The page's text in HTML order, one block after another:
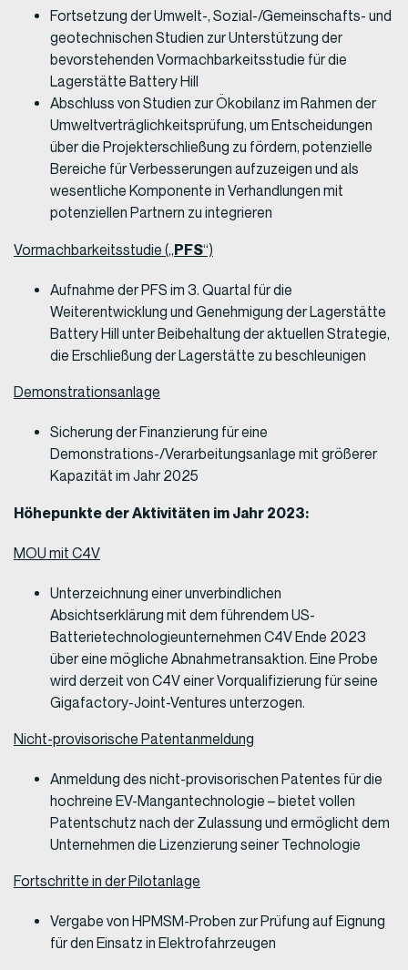
Fortsetzung der Umwelt-, Sozial-/Gemeinschafts- und
geotechnischen Studien zur Unterstützung der
bevorstehenden Vormachbarkeitsstudie für die
Lagerstätte Battery Hill
Abschluss von Studien zur Ökobilanz im Rahmen der
Umweltverträglichkeitsprüfung, um Entscheidungen
über die Projekterschließung zu fördern, potenzielle
Bereiche für Verbesserungen aufzuzeigen und als
wesentliche Komponente in Verhandlungen mit
potenziellen Partnern zu integrieren
Vormachbarkeitsstudie („PFS“)
Aufnahme der PFS im 3. Quartal für die
Weiterentwicklung und Genehmigung der Lagerstätte
Battery Hill unter Beibehaltung der aktuellen Strategie,
die Erschließung der Lagerstätte zu beschleunigen
Demonstrationsanlage
Sicherung der Finanzierung für eine
Demonstrations-/Verarbeitungsanlage mit größerer
Kapazität im Jahr 2025
Höhepunkte der Aktivitäten im Jahr 2023:
MOU mit C4V
Unterzeichnung einer unverbindlichen
Absichtserklärung mit dem führendem US-
Batterietechnologieunternehmen C4V Ende 2023
über eine mögliche Abnahmetransaktion. Eine Probe
wird derzeit von C4V einer Vorqualifizierung für seine
Gigafactory-Joint-Ventures unterzogen.
Nicht-provisorische Patentanmeldung
Anmeldung des nicht-provisorischen Patentes für die
hochreine EV-Mangantechnologie – bietet vollen
Patentschutz nach der Zulassung und ermöglicht dem
Unternehmen die Lizenzierung seiner Technologie
Fortschritte in der Pilotanlage
Vergabe von HPMSM-Proben zur Prüfung auf Eignung
für den Einsatz in Elektrofahrzeugen